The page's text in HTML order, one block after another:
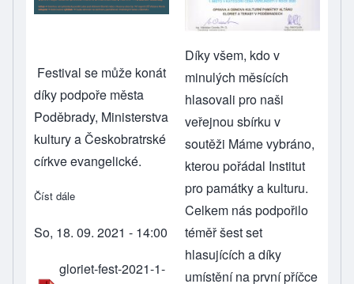
Festival se může konát
díky podpoře města
Poděbrady, Ministerstva
kultury a Českobratrské
církve evangelické.
Číst dále
So, 18. 09. 2021 - 14:00
gloriet-fest-2021-1-
Díky všem, kdo v
minulých měsících
hlasovali pro naši
veřejnou sbírku v
soutěži Máme vybráno,
kterou pořádal Institut
pro památky a kulturu.
Celkem nás podpořilo
téměř šest set
hlasujících a díky
umístění na první příčce